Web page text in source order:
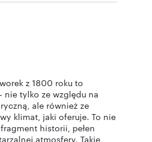
z 1800 roku to
nie tylko ze względu na
ale również ze
klimat, jaki oferuje. To nie
historii, pełen
atmosfery. Takie